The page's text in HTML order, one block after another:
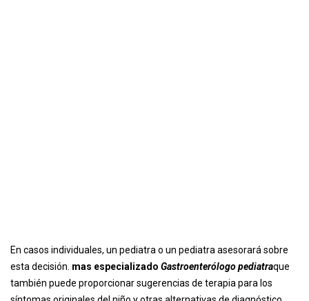
En casos individuales, un pediatra o un pediatra asesorará sobre
esta decisión. mas especializado Gastroenterólogo pediatraque
también puede proporcionar sugerencias de terapia para los